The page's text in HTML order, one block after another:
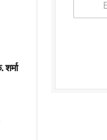
a